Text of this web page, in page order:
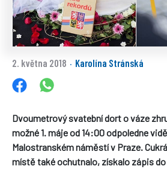
2. května 2018 · Karolína Stránská
Dvoumetrový svatební dort o váze
možné 1. máje od 14:00 odpoledne
Malostranském náměstí v Praze.
místě také ochutnalo, získalo zápis